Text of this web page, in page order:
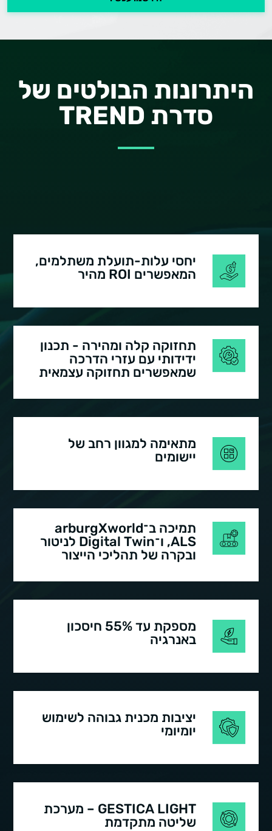
היתרונות הבולטים של
סדרת TREND
יחסי עלות-תועלת משתלמים,
המאפשרים ROI מהיר
תחזוקה קלה ומהירה - תכנון
ידידותי עם עזרי הדרכה
שמאפשרים תחזוקה עצמאית
מתאימה למגוון רחב של
יישומים
תמיכה ב־arburgXworld
,ALS ו־Digital Twin לניטור
ובקרה של תהליכי הייצור
מספקת עד 55% חיסכון
באנרגיה
יציבות מכנית גבוהה לשימוש
יומיומי
GESTICA LIGHT – מערכת
שליטה מתקדמת